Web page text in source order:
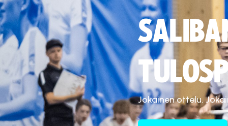
Jokainen ottelu.